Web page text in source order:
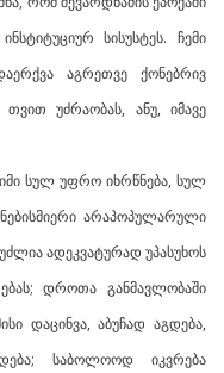
სისუსტეს. ჩემი
აგრეთვე ქონებრივ
უძრაობას, ანუ, იმავე
სულ უფრო იხრწნება, სულ
არაპოპულარული
ადეკვატურად უპასუხოს
დროთა განმავლობაში
დაცინვა, აბუჩად აგდება,
საბოლოოდ იკვრება